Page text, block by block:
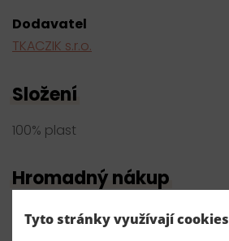
Dodavatel
TKACZIK s.r.o.
Složení
100% plast
Hromadný nákup
Tyto stránky využívají cookies